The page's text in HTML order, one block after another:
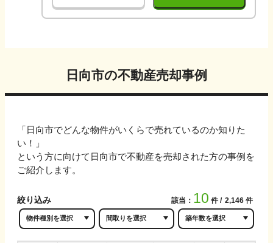
日向市の不動産売却事例
「日向市でどんな物件がいくらで売れているのか知りた
い！」
という方に向けて 日向市で不動産を売却された方の事例を
ご紹介します。
絞り込み 該当： 10 件 2,146 件